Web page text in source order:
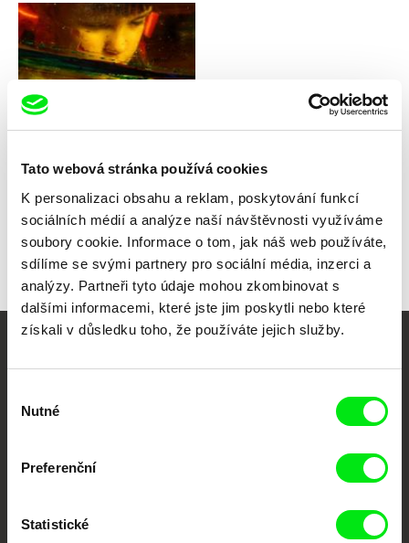
Tato webová stránka používá cookies
K personalizaci obsahu a reklam, poskytování funkcí
sociálních médií a analýze naší návštěvnosti využíváme
soubory cookie. Informace o tom, jak náš web používáte,
sdílíme se svými partnery pro sociální média, inzerci a
analýzy. Partneři tyto údaje mohou zkombinovat s
dalšími informacemi, které jste jim poskytli nebo které
získali v důsledku toho, že používáte jejich služby.
souhlasu
Nutné
Preferenční
Statistické
Adam Palenta
Popatrz
Zpět na všechny výběry
Vaše online
Portál DAFilms.cz je výsledkem tvůrčí spolupráce 7 klíčových evropských
festivalů dokumentárního filmu sdružených do Doc Alliance. Naším cílem je